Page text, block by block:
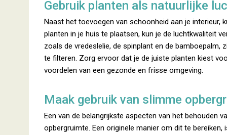
Gebruik planten als natuurlijke
Naast het toevoegen van schoonheid aan je interieur,
planten in je huis te plaatsen, kun je de luchtkwaliteit
zoals de vredeslelie, de spinplant en de
te filteren. Zorg ervoor dat je de juiste planten kiest
voordelen van een gezonde en frisse omgeving.
Maak gebruik van slimme
Een van de belangrijkste aspecten van het behouden
opbergruimte. Een originele manier om dit te